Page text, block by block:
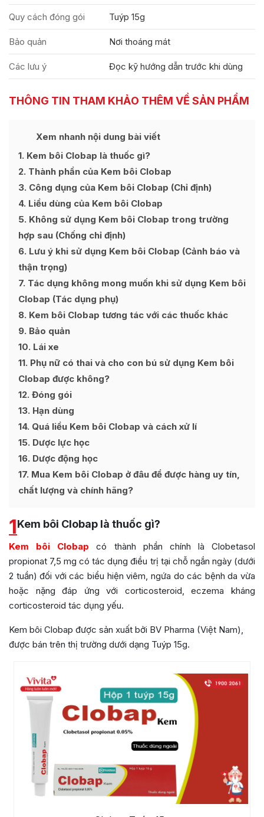
Quy cách đóng gói Tuýp 15g
Bảo quản Nơi thoáng mát
Các lưu ý Đọc kỹ hướng dẫn trước khi dùng
THÔNG TIN THAM KHẢO THÊM VỀ SẢN PHẨM
Xem nhanh nội dung bài viết
Ẩn
1 Kem bôi Clobap là thuốc gì?
2 Thành phần của Kem bôi Clobap
3 Công dụng của Kem bôi Clobap (Chỉ định)
4 Liều dùng của Kem bôi Clobap
5 Không sử dụng Kem bôi Clobap trong trường
hợp sau (Chống chỉ định)
6 Lưu ý khi sử dụng Kem bôi Clobap (Cảnh báo và
thận trọng)
7 Tác dụng không mong muốn khi sử dụng Kem bôi
Clobap (Tác dụng phụ)
8 Kem bôi Clobap tương tác với các thuốc khác
9 Bảo quản
10 Lái xe
11 Phụ nữ có thai và cho con bú sử dụng Kem bôi
Clobap được không?
12 Đóng gói
13 Hạn dùng
14 Quá liều Kem bôi Clobap và cách xử lí
15 Dược lực học
16 Dược động học
17 Mua Kem bôi Clobap ở đâu để được hàng uy tín,
chất lượng và chính hãng?
1Kem bôi Clobap là thuốc gì?
Kem bôi Clobap có thành phần chính là Clobetasol
propionat 7,5 mg có tác dụng điều trị tại chỗ ngắn ngày (dưới
2 tuần) đối với các biểu hiện viêm, ngứa do các bệnh da vừa
hoặc nặng đáp ứng với corticosteroid, eczema kháng
corticosteroid tác dụng yếu.
Kem bôi Clobap được sản xuất bởi BV Pharma (Việt Nam),
được bán trên thị trường dưới dạng Tuýp 15g.